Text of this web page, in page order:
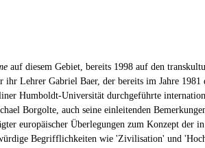
auf diesem Gebiet, bereits 1998 auf den
Lehrer Gabriel Baer, der bereits im Jahre 1981
Humboldt-Universität durchgeführte
Borgolte, auch seine einleitenden
europäischer Überlegungen zum Konzept der
Begrifflichkeiten wie 'Zivilisation' und